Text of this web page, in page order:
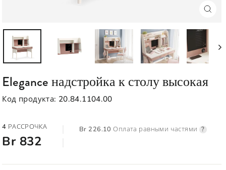
Elegance надстройка к столу высокая
Код продукта: 20.84.1104.00
Обычная
цена
4 РАССРОЧКА
Br 832
Br 226.10 Оплата равными частями ?